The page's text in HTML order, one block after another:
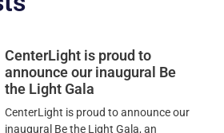
CenterLight is proud to
announce our inaugural Be
the Light Gala
CenterLight is proud to announce our
inaugural Be the Light Gala, an